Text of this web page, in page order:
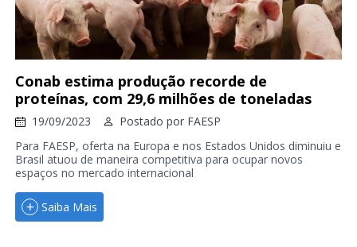
Conab estima produção recorde de
proteínas, com 29,6 milhões de toneladas
19/09/2023 Postado por FAESP
Para FAESP, oferta na Europa e nos Estados Unidos diminuiu e
Brasil atuou de maneira competitiva para ocupar novos
espaços no mercado internacional
Saiba Mais